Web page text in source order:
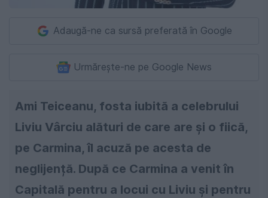
Adaugă-ne ca sursă preferată în Google
Urmărește-ne pe Google News
Ami Teiceanu, fosta iubită a celebrului
Liviu Vârciu alături de care are și o fiică,
pe Carmina, îl acuză pe acesta de
neglijență. După ce Carmina a venit în
Capitală pentru a locui cu Liviu și pentru